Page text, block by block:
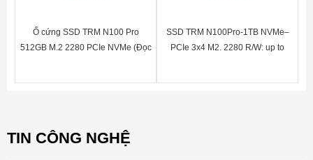
Ổ cứng SSD TRM N100 Pro
512GB M.2 2280 PCIe NVMe (Đọc
SSD TRM N100Pro-1TB NVMe–
PCIe 3x4 M2. 2280 R/W: up to
TIN CÔNG NGHỆ